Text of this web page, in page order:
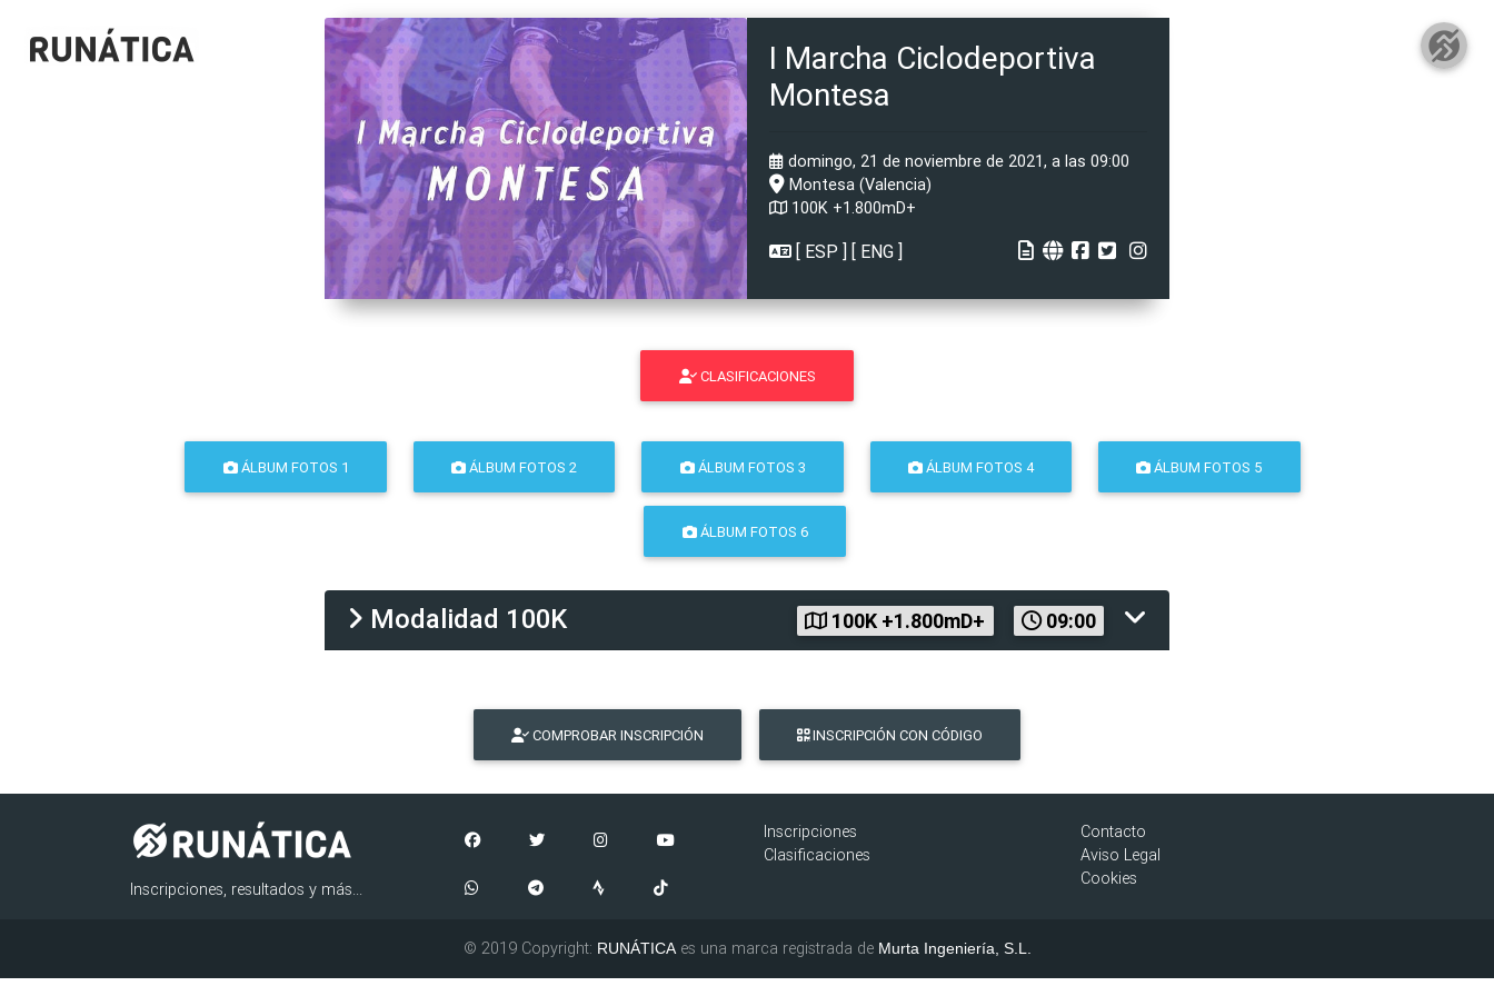
I Marcha Ciclodeportiva
Montesa
domingo, 21 de noviembre de 2021, a las 09:00
Montesa (Valencia)
100K +1.800mD+
[ ESP ] [ ENG ]
CLASIFICACIONES
ÁLBUM FOTOS 1 ÁLBUM FOTOS 2 ÁLBUM FOTOS 3 ÁLBUM FOTOS 4 ÁLBUM FOTOS 5
ÁLBUM FOTOS 6
Modalidad 100K 100K +1.800mD+ 09:00
COMPROBAR INSCRIPCIÓN INSCRIPCIÓN CON CÓDIGO
Inscripciones, resultados y más...
Inscripciones
Clasificaciones
Contacto
Aviso Legal
Cookies
© 2019 Copyright: RUNÁTICAes una marca registrada de Murta Ingeniería, S.L.